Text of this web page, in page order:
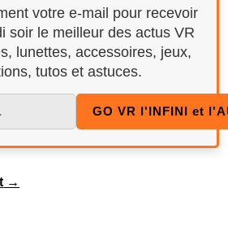
votre e-mail pour recevoir
soir le meilleur des actus VR
lunettes, accessoires, jeux,
tutos et astuces.
→